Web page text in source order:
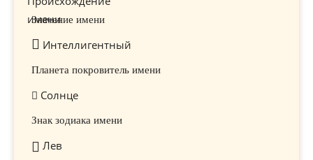
Значение имени
Интеллигентный
Планета покровитель имени
Солнце
Знак зодиака имени
Лев